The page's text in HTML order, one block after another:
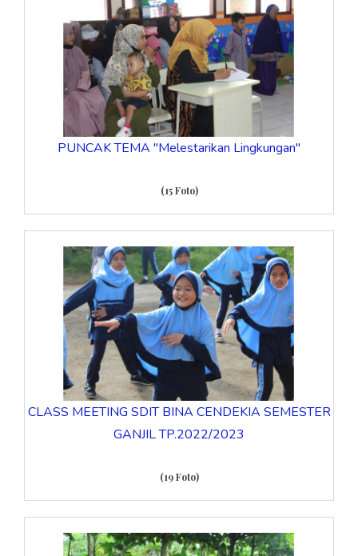
PUNCAK TEMA "Melestarikan Lingkungan"
(15 Foto)
CLASS MEETING SDIT BINA CENDEKIA SEMESTER
GANJIL TP.2022/2023
(19 Foto)